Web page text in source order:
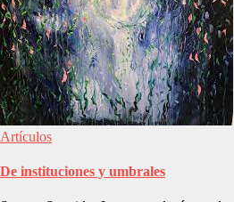
Artículos
De instituciones y umbrales